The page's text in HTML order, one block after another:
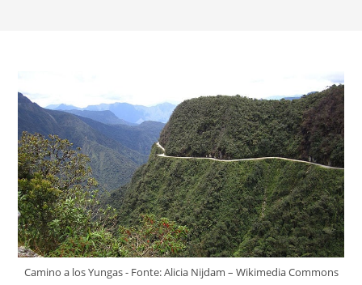
Camino a los Yungas - Fonte: Alicia Nijdam – Wikimedia Commons